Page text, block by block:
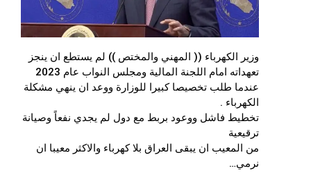
وزير الكهرباء (( المهني والمختص )) لم يستطع ان ينجز
تعهداته امام اللجنة المالية ومجلس النواب عام 2023
عندما طلب تخصيصا كبيرا للوزارة ووعد ان ينهي مشكلة
الكهرباء .
تخطيط فاشل ووعود بربط مع دول لم يجدي نفعاً وصيانة
ترقيعية
من المعيب ان يبقى العراق بلا كهرباء والاكثر معيبا ان
نرمي…